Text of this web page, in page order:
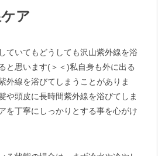
ア
ていてもどうしても沢山紫外線を浴
と思います(＞＜)私自身も外に出る
外線を浴びてしまうことがありま
や頭皮に長時間紫外線を浴びてしま
を丁寧にしっかりとする事を心がけ